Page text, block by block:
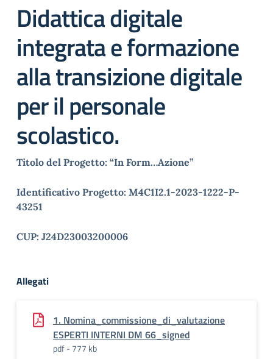
Didattica digitale
integrata e formazione
alla transizione digitale
per il personale
scolastico.
Titolo del Progetto: “In Form…Azione”
Identificativo Progetto: M4C1I2.1-2023-1222-P-
43251
CUP: J24D23003200006
Allegati
1. Nomina_commissione_di_valutazione
ESPERTI INTERNI DM 66_signed
pdf - 777 kb